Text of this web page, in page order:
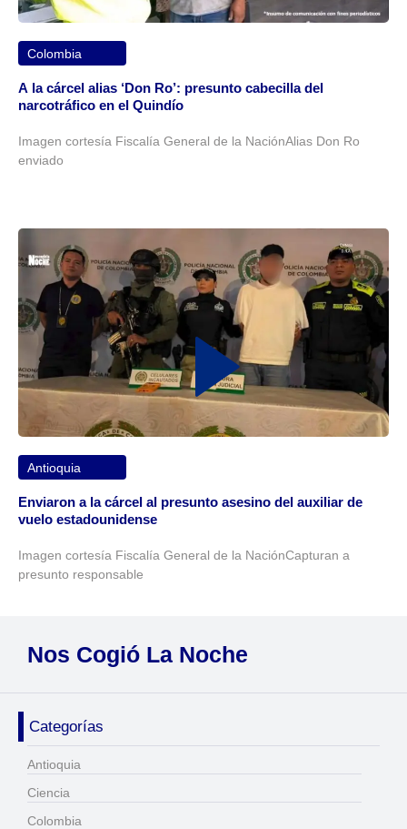
Colombia
A la cárcel alias ‘Don Ro’: presunto cabecilla del
narcotráfico en el Quindío
Imagen cortesía Fiscalía General de la NaciónAlias Don Ro
enviado
Antioquia
Enviaron a la cárcel al presunto asesino del auxiliar de
vuelo estadounidense
Imagen cortesía Fiscalía General de la NaciónCapturan a
presunto responsable
Nos Cogió La Noche
Categorías
Antioquia
Ciencia
Colombia